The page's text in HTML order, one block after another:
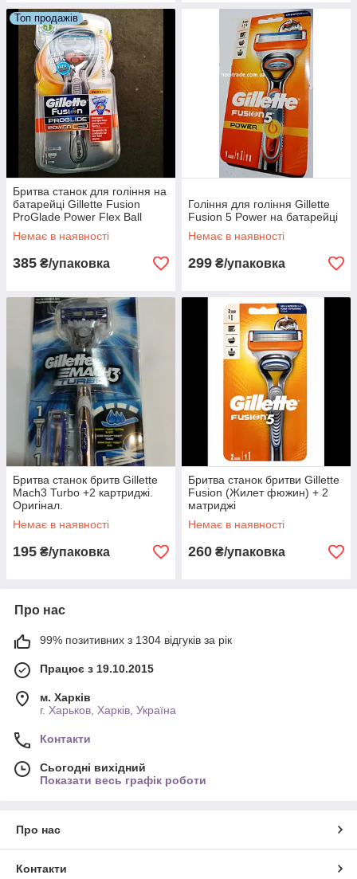
Топ продажів
Бритва станок для гоління на
батарейці Gillette Fusion
ProGlade Power Flex Ball
Немає в наявності
385 ₴/упаковка
Гоління для гоління Gillette
Fusion 5 Power на батарейці
Немає в наявності
299 ₴/упаковка
Бритва станок бритв Gillette
Mach3 Turbo +2 картриджі.
Оригінал.
Немає в наявності
195 ₴/упаковка
Бритва станок бритви Gillette
Fusion (Жилет фюжин) + 2
матриджі
Немає в наявності
260 ₴/упаковка
Про нас
99% позитивних з 1304 відгуків за рік
Працює з 19.10.2015
м. Харків
г. Харьков, Харків, Україна
Контакти
Сьогодні вихідний
Показати весь графік роботи
Про нас
Контакти